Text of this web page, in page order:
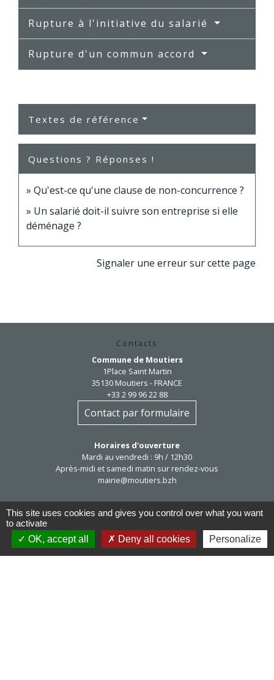
Rupture à l'initiative du salarié
Rupture d'un commun accord
Textes de référence
Questions ? Réponses !
Qu'est-ce qu'une clause de non-concurrence ?
Un salarié doit-il suivre son entreprise si elle
déménage ?
Signaler une erreur sur cette page
Contacts
Commune de Moutiers
1Place Saint Martin
35130 Moutiers - FRANCE
+33 2 99 96 22 88
Contact par formulaire
Horaires d'ouverture
Mardi au vendredi : 9h / 12h30
Après-midi et samedi matin sur rendez-vous
mairie@moutiers.bzh
This site uses cookies and gives you control over what you want
to activate
OK, accept all
Deny all cookies Personalize